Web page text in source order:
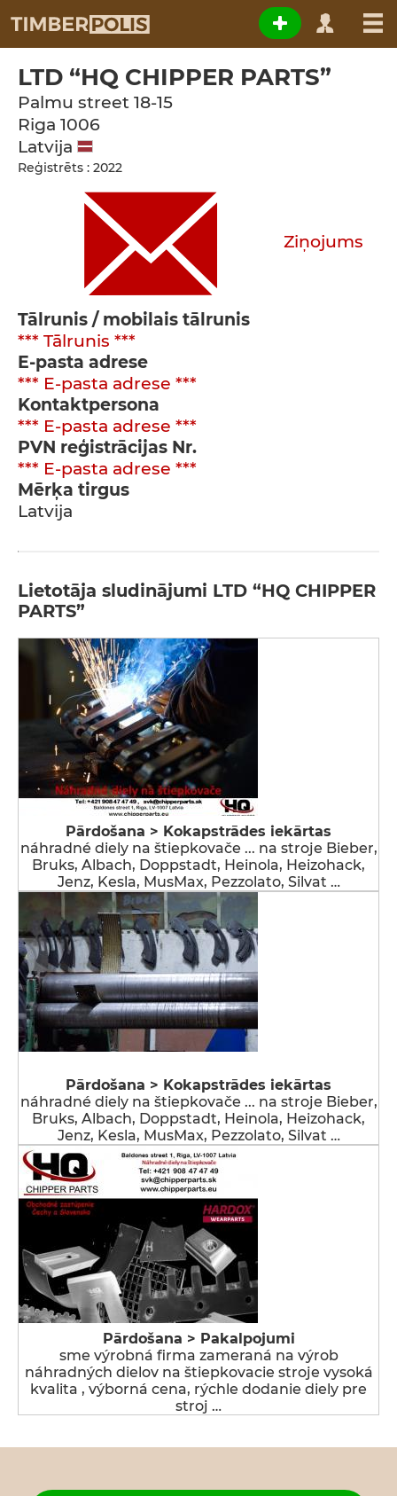
LTD “HQ CHIPPER PARTS”
Palmu street 18-15
Riga 1006
Latvija
Reģistrēts : 2022
Ziņojums
Tālrunis / mobilais tālrunis
*** Tālrunis ***
E-pasta adrese
*** E-pasta adrese ***
Kontaktpersona
*** E-pasta adrese ***
PVN reģistrācijas Nr.
*** E-pasta adrese ***
Mērķa tirgus
Latvija
Lietotāja sludinājumi LTD “HQ CHIPPER
PARTS”
Pārdošana > Kokapstrādes iekārtas
náhradné diely na štiepkovače ... na stroje Bieber,
Bruks, Albach, Doppstadt, Heinola, Heizohack,
Jenz, Kesla, MusMax, Pezzolato, Silvat …
Pārdošana > Kokapstrādes iekārtas
náhradné diely na štiepkovače ... na stroje Bieber,
Bruks, Albach, Doppstadt, Heinola, Heizohack,
Jenz, Kesla, MusMax, Pezzolato, Silvat …
Pārdošana > Pakalpojumi
sme výrobná firma zameraná na výrob
náhradných dielov na štiepkovacie stroje vysoká
kvalita , výborná cena, rýchle dodanie diely pre
stroj …